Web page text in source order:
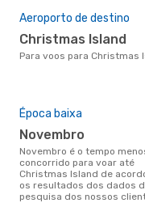
Aeroporto de destino
Christmas Island
Para voos para Christmas
Época baixa
novembro
novembro é o tempo menos
concorrido para voar até
Christmas Island de
os resultados dos dados
pesquisa dos nossos